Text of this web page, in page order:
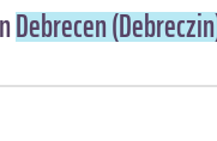
Debrecen